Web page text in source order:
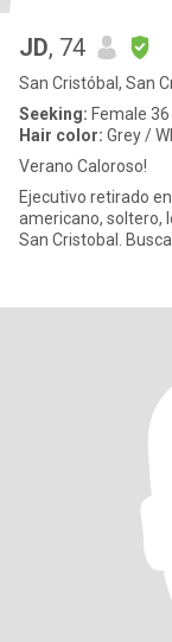
JD, 74
San Cristóbal, San
Seeking: Female
Hair color: Grey /
Verano Caloroso!
Ejecutivo retirado
americano, soltero,
San